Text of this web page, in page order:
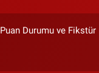
Puan Durumu ve Fikstür